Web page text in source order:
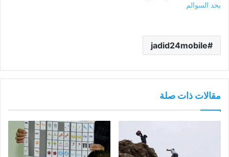
بحد السوالم
jadid24mobile
مقالات ذات صلة